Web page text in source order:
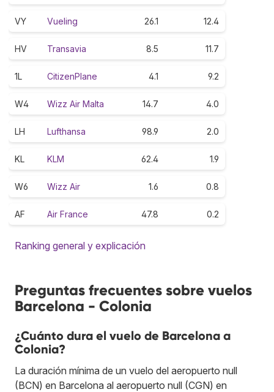
VY Vueling 26.1 12.4
HV Transavia 8.5 11.7
1L CitizenPlane 4.1 9.2
W4 Wizz Air Malta 14.7 4.0
LH Lufthansa 98.9 2.0
KL KLM 62.4 1.9
W6 Wizz Air 1.6 0.8
AF Air France 47.8 0.2
Ranking general y explicación
Preguntas frecuentes sobre vuelos
Barcelona - Colonia
¿Cuánto dura el vuelo de Barcelona a
Colonia?
La duración mínima de un vuelo del aeropuerto null
(BCN) en Barcelona al aeropuerto null (CGN) en